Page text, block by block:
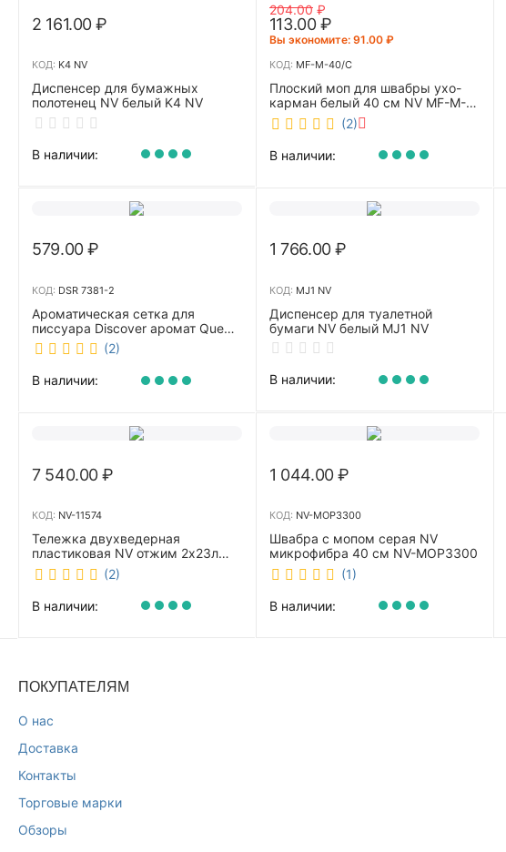
2 161.00₽
КОД: K4 NV
Диспенсер для бумажных
полотенец NV белый K4 NV
В наличии:
204.00 ₽
113.00 ₽
Вы экономите: 91.00 ₽
КОД: MF-M-40/C
Плоский моп для швабры ухо-
карман белый 40 см NV MF-M-
40/C
(2)
В наличии:
579.00₽
КОД: DSR 7381-2
Ароматическая сетка для
писсуара Discover аромат Queen
DSR 7381-2 (2)
В наличии:
1 766.00₽
КОД: MJ1 NV
Диспенсер для туалетной
бумаги NV белый MJ1 NV
В наличии:
7 540.00₽
КОД: NV-11574
Тележка двухведерная
пластиковая NV отжим 2х23л
NV-11574
(2)
В наличии:
1 044.00₽
КОД: NV-MOP3300
Швабра с мопом серая NV
микрофибра 40 см NV-MOP3300
(1)
В наличии:
ПОКУПАТЕЛЯМ
О нас
Доставка
Контакты
Торговые марки
Обзоры